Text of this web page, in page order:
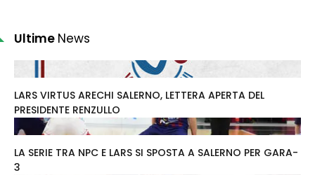
Ultime News
LARS VIRTUS ARECHI SALERNO, LETTERA APERTA DEL
PRESIDENTE RENZULLO
LA SERIE TRA NPC E LARS SI SPOSTA A SALERNO PER GARA-
3